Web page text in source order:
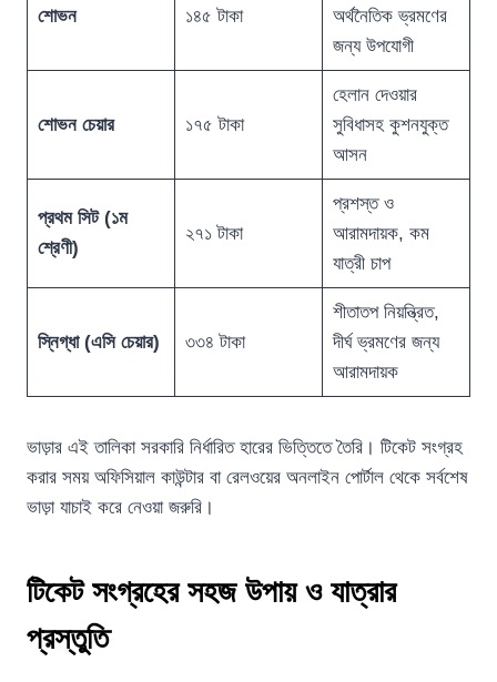
শোভন ১৪৫ টাকা
অর্থনৈতিক ভ্রমণের
জন্য উপযোগী
শোভন চেয়ার ১৭৫ টাকা
হেলান দেওয়ার
সুবিধাসহ কুশনযুক্ত
আসন
প্রথম সিট (১ম
শ্রেণী)
২৭১ টাকা
প্রশস্ত ও
আরামদায়ক, কম
যাত্রী চাপ
স্নিগ্ধা (এসি চেয়ার) ৩৩৪ টাকা
শীতাতপ নিয়ন্ত্রিত,
দীর্ঘ ভ্রমণের জন্য
আরামদায়ক
ভাড়ার এই তালিকা সরকারি নির্ধারিত হারের ভিত্তিতে তৈরি। টিকেট সংগ্রহ
করার সময় অফিসিয়াল কাউন্টার বা রেলওয়ের অনলাইন পোর্টাল থেকে সর্বশেষ
ভাড়া যাচাই করে নেওয়া জরুরি।
টিকেট সংগ্রহের সহজ উপায় ও যাত্রার
প্রস্তুতি